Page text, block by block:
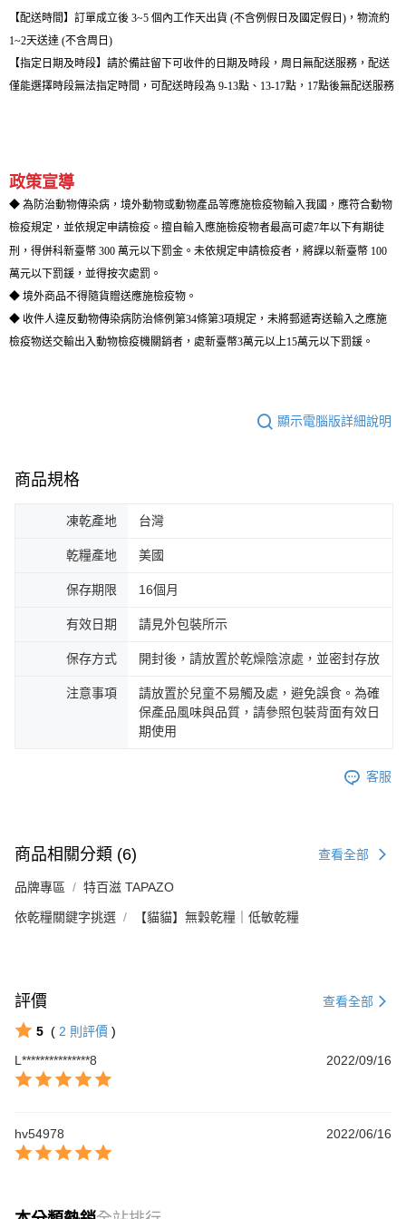
【配送時間】訂單成立後 3~5 個內工作天出貨 (不含例假日及國定假日)，物流約
1~2天送達 (不含周日)
【指定日期及時段】請於備註留下可收件的日期及時段，周日無配送服務，配送
僅能選擇時段無法指定時間，可配送時段為 9-13點、13-17點，17點後無配送服務
政策宣導
◆ 為防治動物傳染病，境外動物或動物產品等應施檢疫物輸入我國，應符合動物
檢疫規定，並依規定申請檢疫。擅自輸入應施檢疫物者最高可處7年以下有期徒
刑，得併科新臺幣 300 萬元以下罰金。未依規定申請檢疫者，將課以新臺幣 100
萬元以下罰鍰，並得按次處罰。
◆ 境外商品不得隨貨贈送應施檢疫物。
◆ 收件人違反動物傳染病防治條例第34條第3項規定，未將郵遞寄送輸入之應施
檢疫物送交輸出入動物檢疫機關銷者，處新臺幣3萬元以上15萬元以下罰鍰。
顯示電腦版詳細說明
商品規格
凍乾產地 台灣
乾糧產地 美國
保存期限 16個月
有效日期 請見外包裝所示
保存方式 開封後，請放置於乾燥陰涼處，並密封存放
注意事項
請放置於兒童不易觸及處，避免誤食。為確
保產品風味與品質，請參照包裝背面有效日
期使用
客服
商品相關分類 (6) 查看全部
品牌專區 特百滋 TAPAZO
依乾糧關鍵字挑選 【貓貓】無穀乾糧｜低敏乾糧
評價 查看全部
5 ( 2 則評價 )
L***************8
2022/09/16
hv54978 2022/06/16